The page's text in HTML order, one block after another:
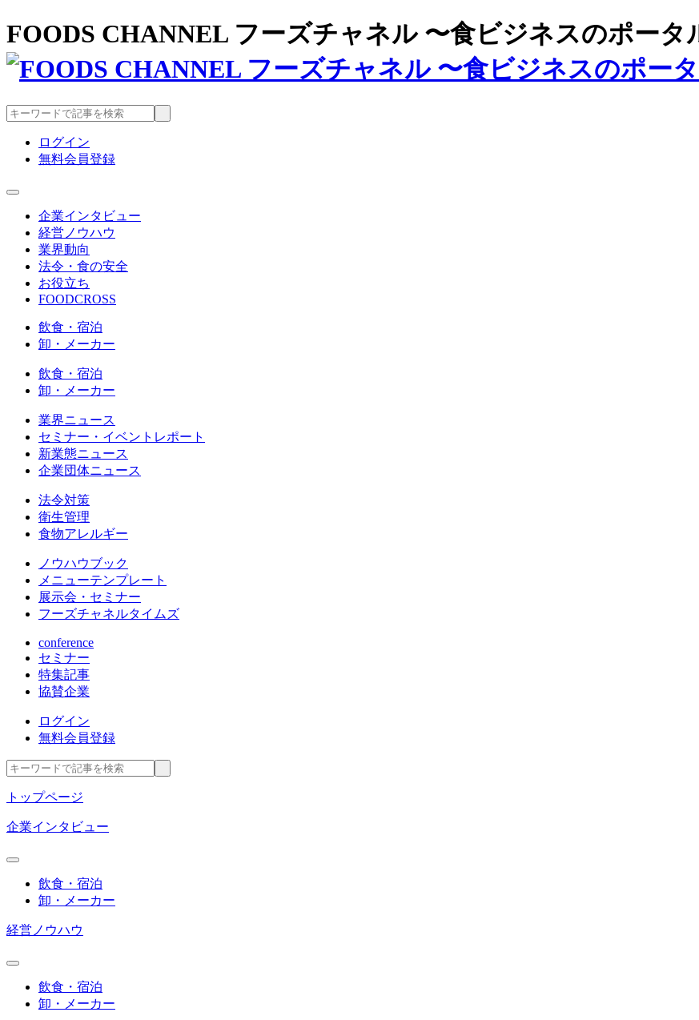
FOODS CHANNEL フーズチャネル 〜食ビジネスのポータ
ログイン
無料会員登録
企業インタビュー
経営ノウハウ
業界動向
法令・食の安全
お役立ち
FOODCROSS
飲食・宿泊
卸・メーカー
飲食・宿泊
卸・メーカー
業界ニュース
セミナー・イベントレポート
新業態ニュース
企業団体ニュース
法令対策
衛生管理
食物アレルギー
ノウハウブック
メニューテンプレート
展示会・セミナー
フーズチャネルタイムズ
conference
セミナー
特集記事
協賛企業
ログイン
無料会員登録
トップページ
企業インタビュー
飲食・宿泊
卸・メーカー
経営ノウハウ
飲食・宿泊
卸・メーカー